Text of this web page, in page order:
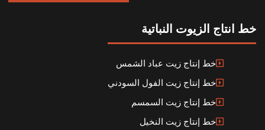
خط انتاج الزيوت النباتية
خط إنتاج زيت عباد الشمس
خط إنتاج زيت الفول السودني
خط إنتاج زيت السمسم
خط إنتاج زيت النخيل